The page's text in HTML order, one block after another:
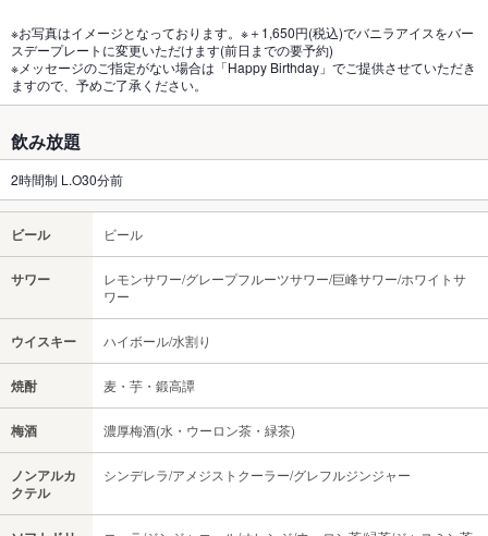
※お写真はイメージとなっております。※＋1,650円(税込)でバニラアイスをバー
スデープレートに変更いただけます(前日までの要予約)
※メッセージのご指定がない場合は「Happy Birthday」でご提供させていただき
ますので、予めご了承ください。
飲み放題
2時間制 L.O30分前
ビール ビール
サワー
レモンサワー/グレープフルーツサワー/巨峰サワー/ホワイトサ
ワー
ウイスキー ハイボール/水割り
焼酎 麦・芋・鍛高譚
梅酒 濃厚梅酒(水・ウーロン茶・緑茶)
ノンアルカ
クテル
シンデレラ/アメジストクーラー/グレフルジンジャー